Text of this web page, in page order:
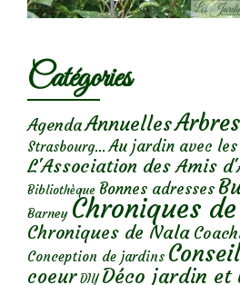
Catégories
AgendaAnnuelles
Strasbourg... Au jardin avec
L'Association des Amis
Bibliothèque Bonnes adresses
Barney Chroniques
Chroniques de Nala
Conception de jardins
coeur DIY Déco jardin et